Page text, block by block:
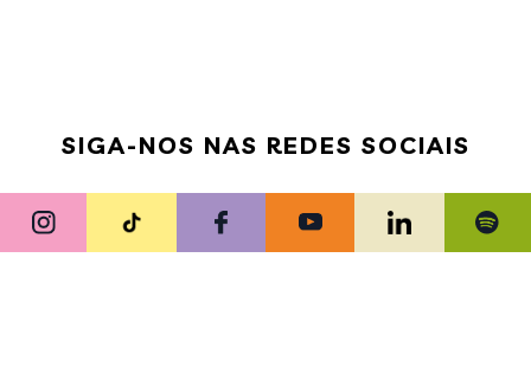
SIGA-NOS NAS REDES SOCIAIS